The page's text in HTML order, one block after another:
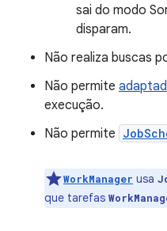
sai do modo
disparam.
Não realiza buscas
Não permite
execução.
Não permite
WorkManager usa
que tarefas